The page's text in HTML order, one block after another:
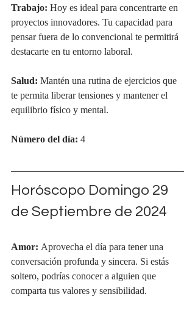
Trabajo: Hoy es ideal para concentrarte en
proyectos innovadores. Tu capacidad para
pensar fuera de lo convencional te permitirá
destacarte en tu entorno laboral.
Salud: Mantén una rutina de ejercicios que
te permita liberar tensiones y mantener el
equilibrio físico y mental.
Número del día: 4
Horóscopo Domingo 29
de Septiembre de 2024
Amor: Aprovecha el día para tener una
conversación profunda y sincera. Si estás
soltero, podrías conocer a alguien que
comparta tus valores y sensibilidad.